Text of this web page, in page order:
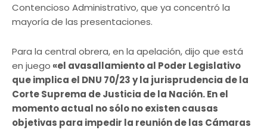
Contencioso Administrativo, que ya concentró la
mayoría de las presentaciones.
Para la central obrera, en la apelación, dijo que está
en juego «el avasallamiento al Poder Legislativo
que implica el DNU 70/23 y la jurisprudencia de la
Corte Suprema de Justicia de la Nación. En el
momento actual no sólo no existen causas
objetivas para impedir la reunión de las Cámaras